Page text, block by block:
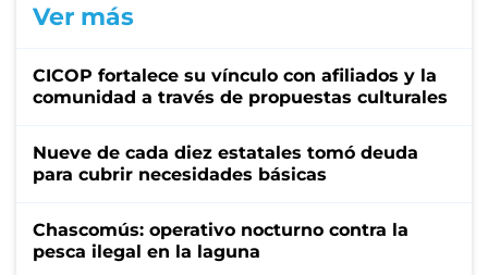
Ver más
CICOP fortalece su vínculo con afiliados y la
comunidad a través de propuestas culturales
Nueve de cada diez estatales tomó deuda
para cubrir necesidades básicas
Chascomús: operativo nocturno contra la
pesca ilegal en la laguna